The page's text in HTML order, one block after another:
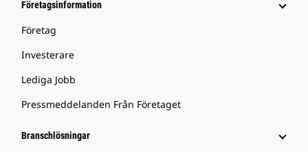
Företagsinformation
Företag
Investerare
Lediga Jobb
Pressmeddelanden Från Företaget
Branschlösningar